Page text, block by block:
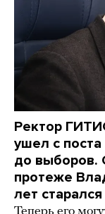
Ректор
ушел с
до выборов.
протеже
лет